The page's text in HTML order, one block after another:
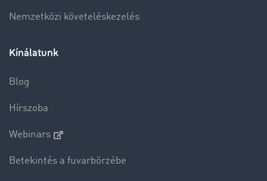
Nemzetközi követeléskezelés
Kínálatunk
Blog
Hírszoba
Webinars
Betekintés a fuvarbörzébe